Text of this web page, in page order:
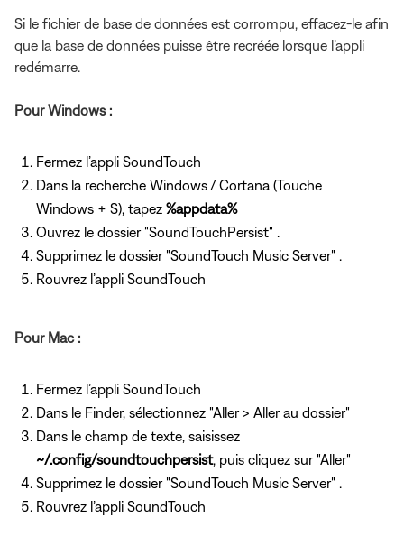
Si le fichier de base de données est corrompu, effacez-le afin
que la base de données puisse être recréée lorsque l’appli
redémarre.
Pour Windows :
Fermez l’appli SoundTouch
Dans la recherche Windows / Cortana (Touche
Windows + S), tapez %appdata%
Ouvrez le dossier "SoundTouchPersist" .
Supprimez le dossier "SoundTouch Music Server" .
Rouvrez l’appli SoundTouch
Pour Mac :
Fermez l’appli SoundTouch
Dans le Finder, sélectionnez "Aller > Aller au dossier"
Dans le champ de texte, saisissez
~/.config/soundtouchpersist, puis cliquez sur "Aller"
Supprimez le dossier "SoundTouch Music Server" .
Rouvrez l’appli SoundTouch